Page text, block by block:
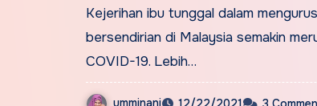
Kejerihan ibu tunggal dalam
bersendirian di Malaysia semakin
COVID-19. Lebih…
umminani